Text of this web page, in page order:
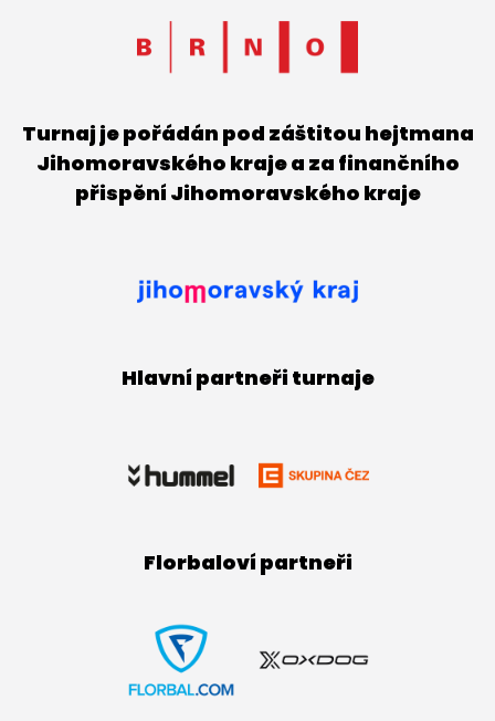
Turnaj je pořádán pod záštitou hejtmana
Jihomoravského kraje a za finančního
přispění Jihomoravského kraje
Hlavní partneři turnaje
Florbaloví partneři